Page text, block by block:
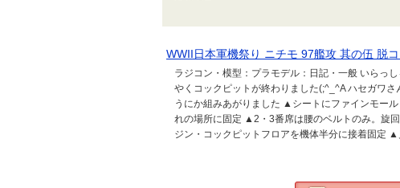
WWII日本軍機祭り ニチモ 97艦攻 其の伍 脱コ
ラジコン・模型：プラモデル：日記・一般 いらっ
やくコックピットが終わりました(;^_^A ハセガワ
うにか組みあがりました ▲シートにファインモー
れの場所に固定 ▲2・3番席は腰のベルトのみ。旋
ジン・コックピットフロアを機体半分に接着固定